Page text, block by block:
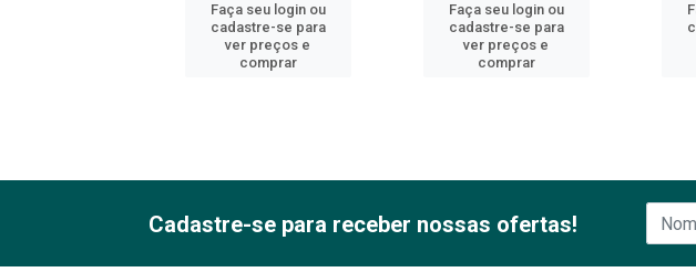
Faça seu login ou
cadastre-se para
ver preços e
comprar
Faça seu login ou
cadastre-se para
ver preços e
comprar
Cadastre-se para receber nossas ofertas!